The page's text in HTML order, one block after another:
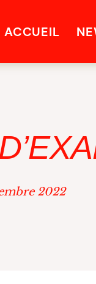
ACCUEIL
2022